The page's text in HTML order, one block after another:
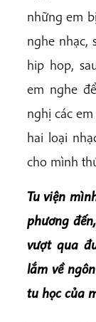
những em
nghe nhạc,
hip hop,
em nghe
nghị các
hai loại
cho mình
Tu viện
phương
vượt qua
lắm về
tu học của